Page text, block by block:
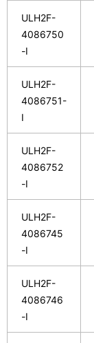
ULH2F-
4086750
-I
ULH2F-
4086751-
I
ULH2F-
4086752
-I
ULH2F-
4086745
-I
ULH2F-
4086746
-I